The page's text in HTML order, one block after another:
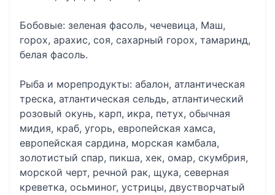
Бобовые: зеленая фасоль, чечевица, Маш,
горох, арахис, соя, сахарный горох, тамаринд,
белая фасоль.
Рыба и морепродукты: абалон, атлантическая
треска, атлантическая сельдь, атлантический
розовый окунь, карп, икра, петух, обычная
мидия, краб, угорь, европейская хамса,
европейская сардина, морская камбала,
золотистый спар, пикша, хек, омар, скумбрия,
морской черт, речной рак, щука, северная
креветка, осьминог, устрицы, двустворчатый